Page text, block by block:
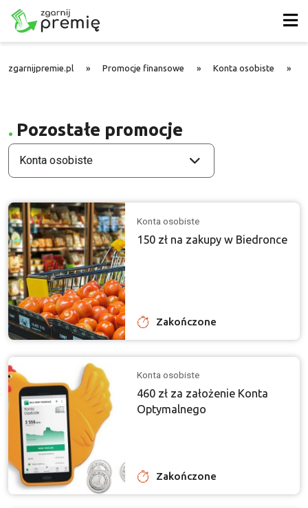
zgarnijpremie.pl » Promocje finansowe » Konta osobiste »
Pozostałe promocje
Konta osobiste
Konta osobiste
150 zł na zakupy w Biedronce
Zakończone
Konta osobiste
460 zł za założenie Konta
Optymalnego
Zakończone